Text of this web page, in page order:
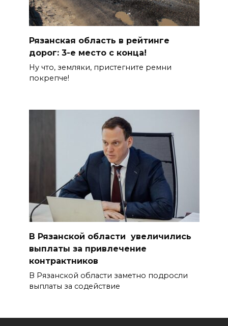
Рязанская область в рейтинге
дорог: 3-е место с конца!
Ну что, земляки, пристегните ремни
покрепче!
В Рязанской области увеличились
выплаты за привлечение
контрактников
В Рязанской области заметно подросли
выплаты за содействие